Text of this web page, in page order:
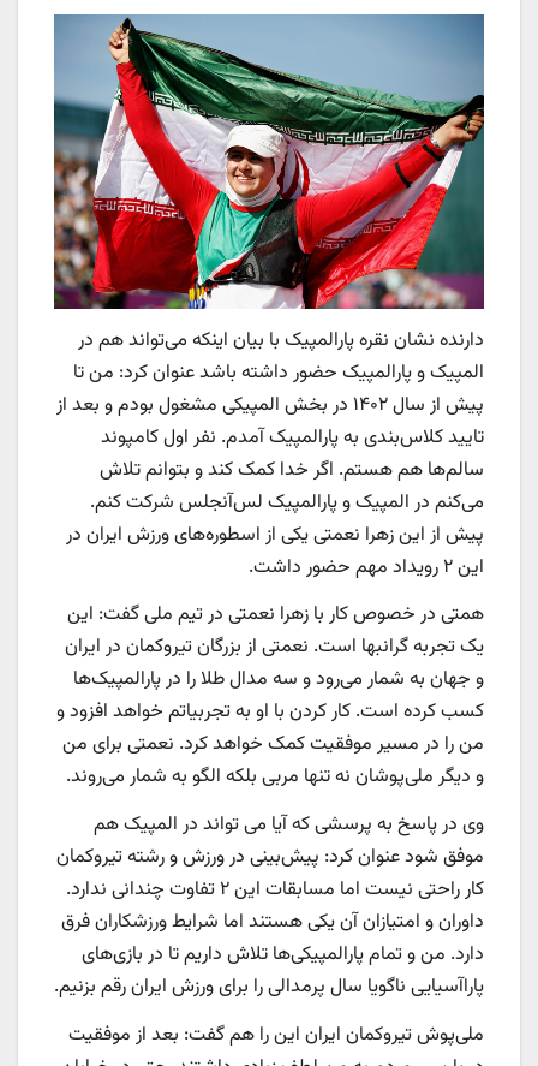
دارنده نشان نقره پارالمپیک با بیان اینکه می‌تواند هم در
المپیک و پارالمپیک حضور داشته باشد عنوان کرد: من تا
پیش از سال ۱۴۰۲ در بخش المپیکی مشغول بودم و بعد از
تایید کلاس‌بندی به پارالمپیک آمدم. نفر اول کامپوند
سالم‌ها هم هستم. اگر خدا کمک کند و بتوانم تلاش
می‌کنم در المپیک و پارالمپیک لس‌آنجلس شرکت کنم.
پیش از این زهرا نعمتی یکی از اسطوره‌های ورزش ایران در
این ۲ رویداد مهم حضور داشت.
همتی در خصوص کار با زهرا نعمتی در تیم ملی گفت: این
یک تجربه گرانبها است. نعمتی از بزرگان تیروکمان در ایران
و جهان به شمار می‌رود و سه مدال طلا را در پارالمپیک‌ها
کسب کرده است. کار کردن با او به تجربیاتم خواهد افزود و
من را در مسیر موفقیت کمک خواهد کرد. نعمتی برای من
و دیگر ملی‌پوشان نه تنها مربی بلکه الگو به شمار می‌روند.
وی در پاسخ به پرسشی که آیا می تواند در المپیک هم
موفق شود عنوان کرد: پیش‌بینی در ورزش و رشته تیروکمان
کار راحتی نیست اما مسابقات این ۲ تفاوت چندانی ندارد.
داوران و امتیازان آن یکی هستند اما شرایط ورزشکاران فرق
دارد. من و تمام پارالمپیکی‌ها تلاش داریم تا در بازی‌های
پاراآسیایی ناگویا سال پرمدالی را برای ورزش ایران رقم بزنیم.
ملی‌پوش تیروکمان ایران این را هم گفت: بعد از موفقیت